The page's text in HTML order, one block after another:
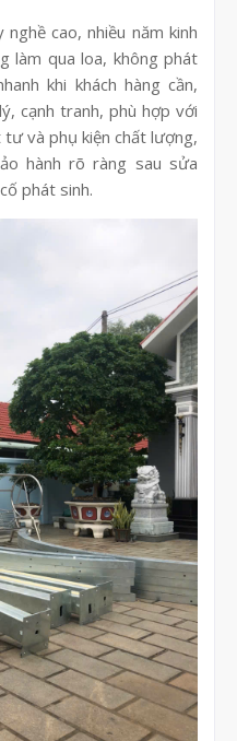
cao, nhiều năm kinh
làm qua loa, không phát
khi khách hàng cần,
cạnh tranh, phù hợp với
và phụ kiện chất lượng,
hành rõ ràng sau sửa
phát sinh.